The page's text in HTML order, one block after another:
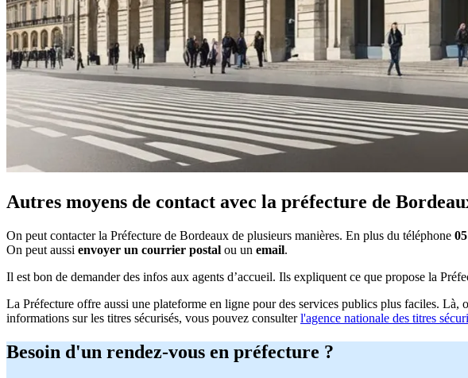
Autres moyens de contact avec la préfecture de
On peut contacter la Préfecture de Bordeaux de plusieurs manières. En plus du téléphone
On peut aussi envoyer un courrier postal ou un email.
Il est bon de demander des infos aux agents d’accueil. Ils expliquent ce que propose la
La Préfecture offre aussi une plateforme en ligne pour des services publics plus faciles.
informations sur les titres sécurisés, vous pouvez consulterl'agence nationale des titres
Besoin d'un rendez-vous en préfecture ?